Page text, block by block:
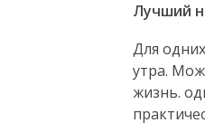
Лучший
Для
утра.
жизнь.